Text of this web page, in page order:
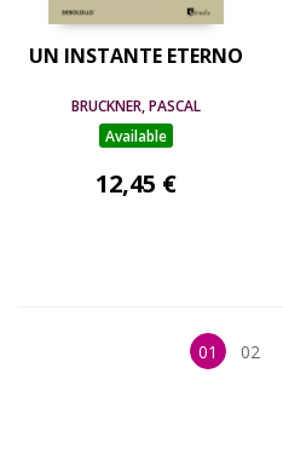
UN INSTANTE ETERNO
BRUCKNER, PASCAL
Available
12,45 €
01 02